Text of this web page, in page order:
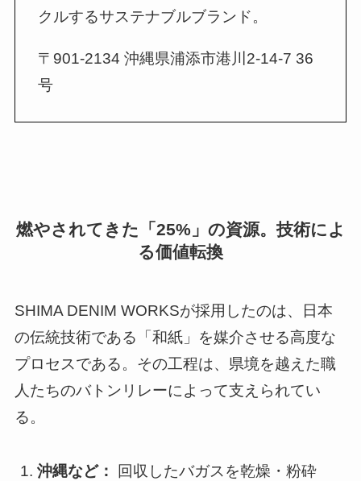
クルするサステナブルブランド。
〒901-2134 沖縄県浦添市港川2-14-7 36
号
燃やされてきた「25%」の資源。技術によ
る価値転換
SHIMA DENIM WORKSが採用したのは、日本
の伝統技術である「和紙」を媒介させる高度な
プロセスである。その工程は、県境を越えた職
人たちのバトンリレーによって支えられてい
る。
沖縄など：
回収したバガスを乾燥・粉砕